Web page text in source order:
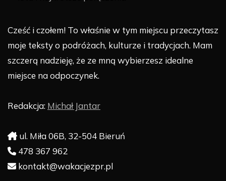
Cześć i czołem! To właśnie w tym miejscu przeczytasz
moje teksty o podróżach, kulturze i tradycjach. Mam
szczerą nadzieję, że ze mną wybierzesz idealne
miejsce na odpoczynek.
Redakcja: Michał Jantar
ul. Miła 06B, 32-504 Bieruń
478 367 962
kontakt@wakacjezpr.pl